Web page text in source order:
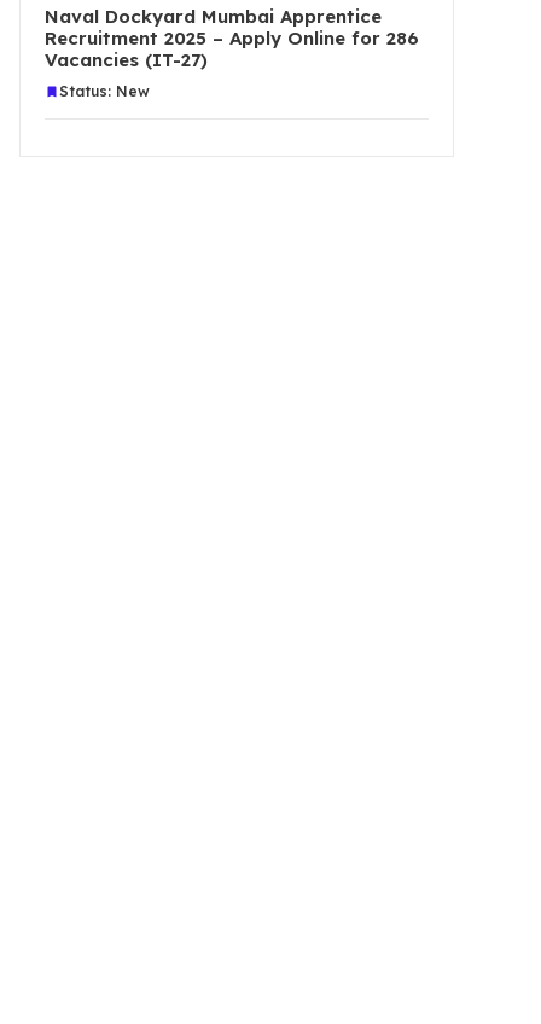
Naval Dockyard Mumbai Apprentice
Recruitment 2025 – Apply Online for 286
Vacancies (IT-27)
Status: New